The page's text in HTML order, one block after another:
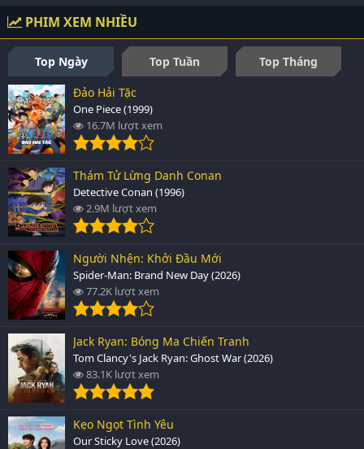
PHIM XEM NHIỀU
Top Ngày Top Tuần
Top Tháng
Đảo Hải Tặc
One Piece (1999)
16.7M lượt xem
Thám Tử Lừng Danh Conan
Detective Conan (1996)
2.9M lượt xem
Người Nhện: Khởi Đầu Mới
Spider-Man: Brand New Day (2026)
77.2K lượt xem
Jack Ryan: Bóng Ma Chiến Tranh
Tom Clancy's Jack Ryan: Ghost War (2026)
83.1K lượt xem
Kẹo Ngọt Tình Yêu
Our Sticky Love (2026)